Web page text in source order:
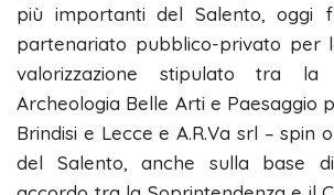
più importanti del Salento, oggi
partenariato pubblico-privato per
valorizzazione stipulato tra la
Archeologia Belle Arti e Paesaggio
Brindisi e Lecce e A.R.Va srl – spin
del Salento, anche sulla base